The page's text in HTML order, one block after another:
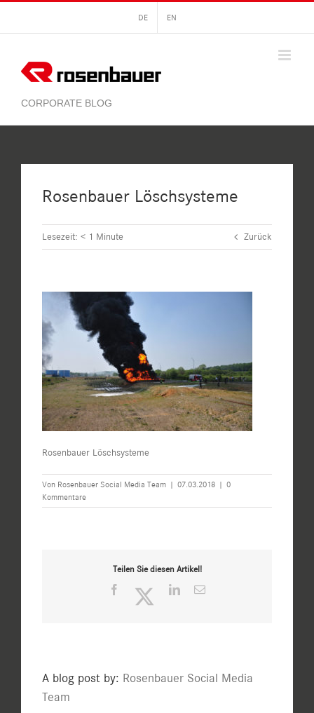
springen
DE EN
Rosenbauer Löschsysteme
Lesezeit: < 1 Minute Zurück
Rosenbauer Löschsysteme
Von Rosenbauer Social Media Team | 07.03.2018 | 0
Kommentare
Teilen Sie diesen Artikel!
Facebook TwitterLinkedIn
E-
A blog post by: Rosenbauer Social Media
Team